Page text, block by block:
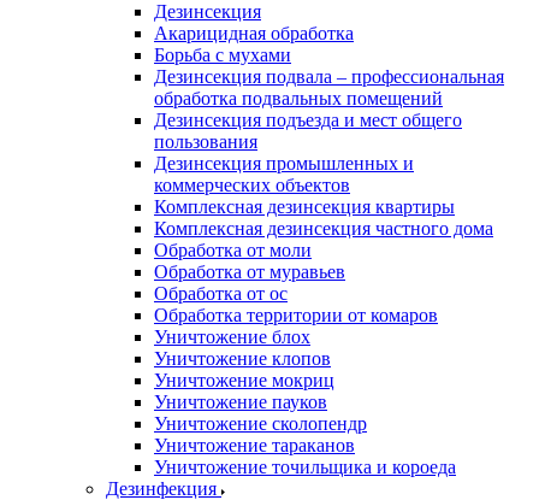
Дезинсекция
Акарицидная обработка
Борьба с мухами
Дезинсекция подвала – профессиональная
обработка подвальных помещений
Дезинсекция подъезда и мест общего
пользования
Дезинсекция промышленных и
коммерческих объектов
Комплексная дезинсекция квартиры
Комплексная дезинсекция частного дома
Обработка от моли
Обработка от муравьев
Обработка от ос
Обработка территории от комаров
Уничтожение блох
Уничтожение клопов
Уничтожение мокриц
Уничтожение пауков
Уничтожение сколопендр
Уничтожение тараканов
Уничтожение точильщика и короеда
Дезинфекция